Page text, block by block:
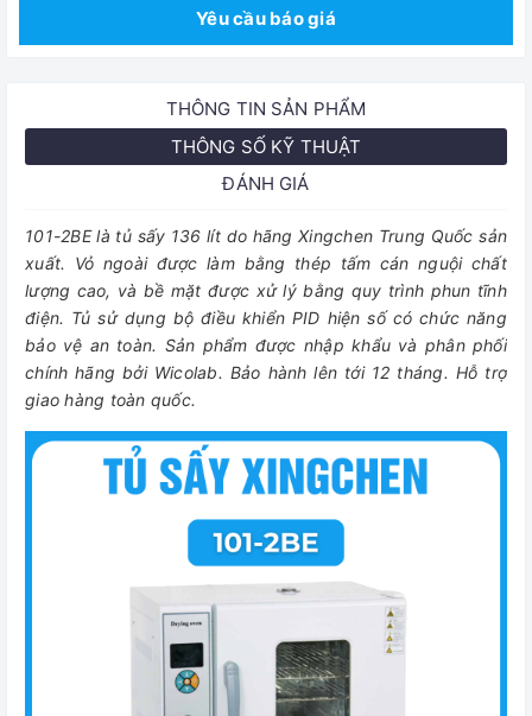
Yêu cầu báo giá
THÔNG TIN SẢN PHẨM
THÔNG SỐ KỸ THUẬT
ĐÁNH GIÁ
101-2BE là tủ sấy 136 lít do hãng Xingchen Trung Quốc sản
xuất. Vỏ ngoài được làm bằng thép tấm cán nguội chất
lượng cao, và bề mặt được xử lý bằng quy trình phun tĩnh
điện. Tủ sử dụng bộ điều khiển PID hiện số có chức năng
bảo vệ an toàn. Sản phẩm được nhập khẩu và phân phối
chính hãng bởi Wicolab. Bảo hành lên tới 12 tháng. Hỗ trợ
giao hàng toàn quốc.